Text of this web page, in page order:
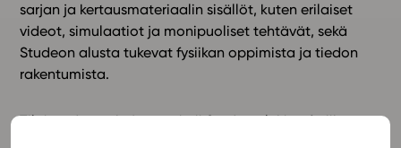
Eettiset periaatteet tekoälyn käyttöön
Tilaa uutiskirje
Ota yhteyttä
sarjan ja kertausmateriaalin sisällöt, kuten erilaiset
videot, simulaatiot ja monipuoliset tehtävät, sekä
Studeon alusta tukevat fysiikan oppimista ja tiedon
rakentumista.
Tilaisuuden puhujana toimii Studeon lukion fysiikan